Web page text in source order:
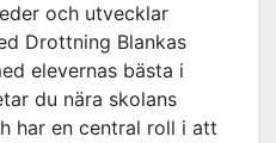
och utvecklar
Drottning Blankas
elevernas bästa i
du nära skolans
har en central roll i att